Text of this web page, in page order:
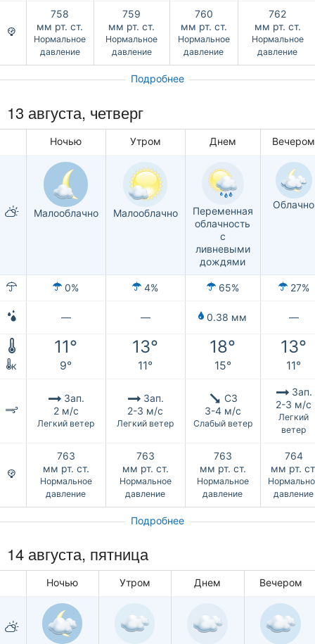
758
мм рт. ст.
Нормальное
давление
759
мм рт. ст.
Нормальное
давление
760
мм рт. ст.
Нормальное
давление
762
мм рт. ст.
Нормальное
давление
Подробнее
13 августа, четверг
Ночью Утром Днем Вечером
Малооблачно Малооблачно
Переменная
облачность
с
ливневыми
дождями
Облачно
0% 4% 65% 27%
— — 0.38 мм —
11° 13° 18° 13°
к 9° 11° 15° 11°
Зап.
2 м/с
Легкий ветер
Зап.
2-3 м/с
Легкий ветер
СЗ
3-4 м/с
Слабый ветер
Зап.
2-3 м/с
Легкий
ветер
763
мм рт. ст.
Нормальное
давление
763
мм рт. ст.
Нормальное
давление
763
мм рт. ст.
Нормальное
давление
764
мм рт.
давление
Подробнее
14 августа, пятница
Ночью Утром Днем Вечером